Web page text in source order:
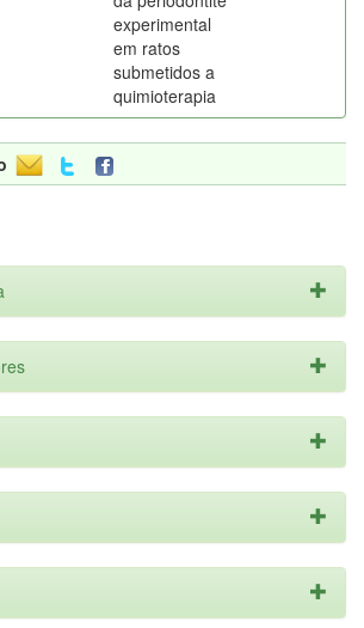
experimental
em ratos
submetidos a
quimioterapia